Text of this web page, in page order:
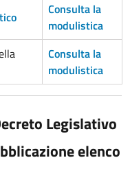
Consulta la
modulistica
Consulta la
modulistica
Legislativo
elenco